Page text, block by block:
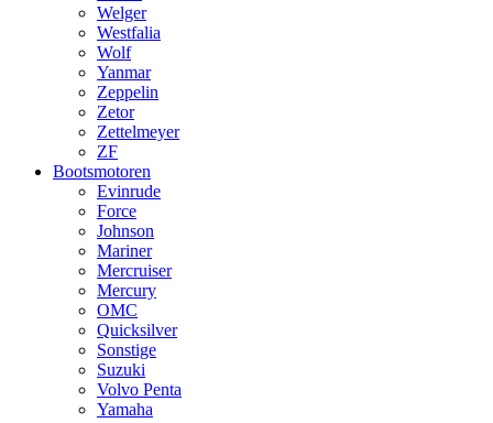
Welger
Westfalia
Wolf
Yanmar
Zeppelin
Zetor
Zettelmeyer
ZF
Bootsmotoren
Evinrude
Force
Johnson
Mariner
Mercruiser
Mercury
OMC
Quicksilver
Sonstige
Suzuki
Volvo Penta
Yamaha